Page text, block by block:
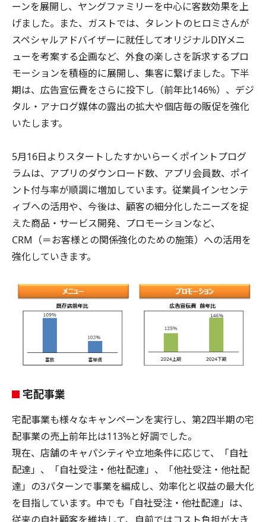
ーンを展開し、ヤングファミリーを中心に客数効果を上
げました。また、ガストでは、タレントのヒロミさんが
スペシャルアドバイザーに就任してオリジナルDIYメニ
ューを考案する企画など、外食の楽しさを訴求するプロ
モーションを積極的に展開し、集客に繋げました。下半
期は、広告宣伝費をさらに投下し（前年比146%）、デジ
タル・アナログ媒体の露出の拡大や個店毎の販促を強化
いたします。
5月16日よりスタートしたすかいらーくポイントプログ
ラムは、アプリのダウンロード数、アプリ会員数、ポイ
ント付与率が順調に増加しています。従業員インセンテ
ィブへの活用や、今後は、顧客の細分化したニーズを捉
えた商品・サービス開発、プロモーションなど、
CRM（＝お客様との関係強化のための施策）への活用を
強化していきます。
宅配事業
宅配事業も様々なキャンペーンを実行し、第2四半期の宅
配事業の売上前年比は113%と好調でした。
現在、店舗のキャパシティや立地条件に応じて、「自社
配達」、「自社受注・他社配達」、「他社受注・他社配
達」の3パターンで事業を編成し、効率化と収益の最大化
を目指しています。中でも「自社受注・他社配達」は、